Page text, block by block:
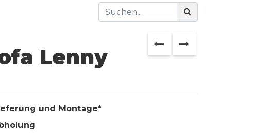
Lenny
und Montage*